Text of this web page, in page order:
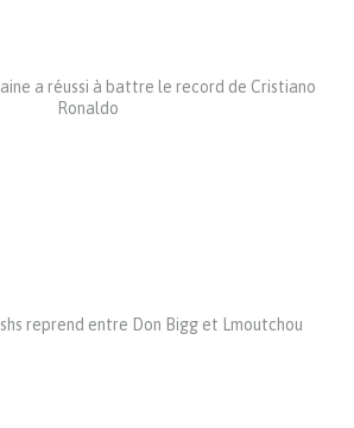
a réussi à battre le record de Cristiano
Ronaldo
reprend entre Don Bigg et Lmoutchou